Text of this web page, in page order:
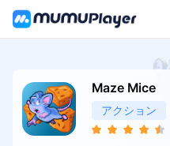
Maze Mice
アクション